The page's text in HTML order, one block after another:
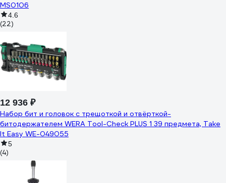
MS0106
4.6
(22)
12 936 ₽
Набор бит и головок с трещоткой и отвёрткой-
битодержателем WERA Tool-Check PLUS 1 39 предмета, Take
It Easy WE-049055
5
(4)